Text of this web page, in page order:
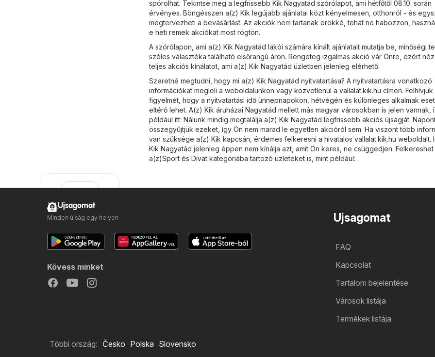
spórolhat. Tekintse meg a legfrissebb Kik Nagyatád szórólapot, ami hétfőtől 08.10. során
érvényes. Böngésszen a(z) Kik legújabb ajánlatai közt kényelmesen, otthonról - és
megtervezheti a bevásárlást. Az akciók nem tartanak örökké, tehát ne habozzon,
e heti remek akciókat most rögtön.
A szórólapon, ami a(z) Kik Nagyatád lakói számára kínált ajánlatait mutatja be, minőségi
széles választéka található elsőrangú áron. Rengeteg izgalmas akció vár Önre, ezért
teljes akciós kínálatot, ami a(z) Kik Nagyatád üzletben jelenleg elérhető.
Szeretné megtudni, hogy mi a(z) Kik Nagyatád nyitvatartása? A nyitvatartásra vonatkozó
információkat megleli a weboldalunkon vagy közvetlenül a vallalat.kik.hu címen. Felhívjuk
figyelmét, hogy a nyitvatartási idő ünnepnapokon, hétvégén és különleges alkalmak
eltérő lehet. A(z) Kik áruházai Nagyatád mellett más magyar városokban is jelen vannak,
például itt: Nálunk mindig megtalálja a(z) Kik Nagyatád legfrissebb akciós újságját.
összegyűjtjük ezeket, így Ön nem marad le egyetlen akcióról sem. Ha viszont több
van szüksége a(z) Kik kapcsán, érdemes felkeresni a hivatalos vallalat.kik.hu weboldalt.
Kik Nagyatád jelenleg éppen nem kínálja azt, amit Ön keres, ne csüggedjen. Felkereshet
a(z)Sport és Divat kategóriába tartozó üzleteket is, mint például: .
Ujsagomat
FAQ
Kapcsolat
Tartalom bejelentése
Városok listája
Termékek listája
Ujsagomat
Minden újság egy helyen
Kövess minket
Többi ország: Česko Polska Slovensko